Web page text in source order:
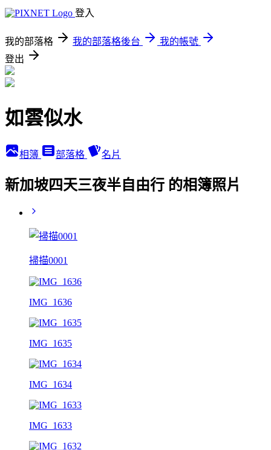
登入
我的部落格 我的部落格後台
我的帳號
登出
如雲似水
相簿 部落格 名片
新加坡四天三夜半自由行 的相簿照片
掃描0001
IMG_1636
IMG_1635
IMG_1634
IMG_1633